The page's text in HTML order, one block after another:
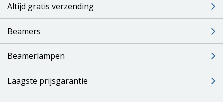
Altijd gratis verzending
Beamers
Beamerlampen
Laagste prijsgarantie